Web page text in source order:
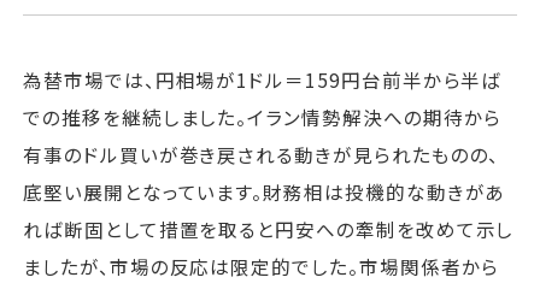
為替市場では、円相場が1ドル＝159円台前半から半ば
での推移を継続しました。イラン情勢解決への期待から
有事のドル買いが巻き戻される動きが見られたものの、
底堅い展開となっています。財務相は投機的な動きがあ
れば断固として措置を取ると円安への牽制を改めて示し
ましたが、市場の反応は限定的でした。市場関係者から